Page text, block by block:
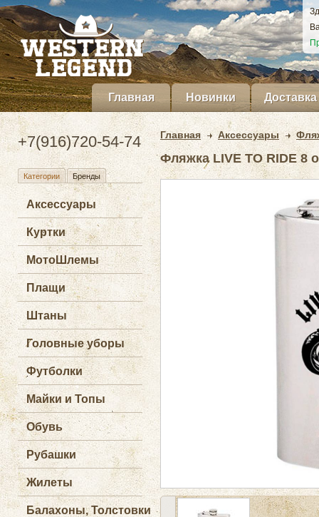
Главная Новинки Доставка
+7(916)720-54-74
Категории Бренды
Аксессуары
Куртки
МотоШлемы
Плащи
Штаны
Головные уборы
Футболки
Майки и Топы
Обувь
Рубашки
Жилеты
Балахоны, Толстовки
Главная Аксессуары
Фляжка LIVE TO RIDE 8